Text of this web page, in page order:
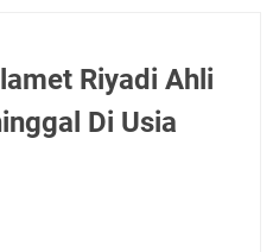
Riyadi Ahli
Di Usia